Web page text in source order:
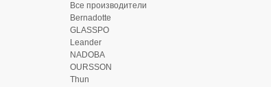
Все производители
Bernadotte
GLASSPO
Leander
NADOBA
OURSSON
Thun